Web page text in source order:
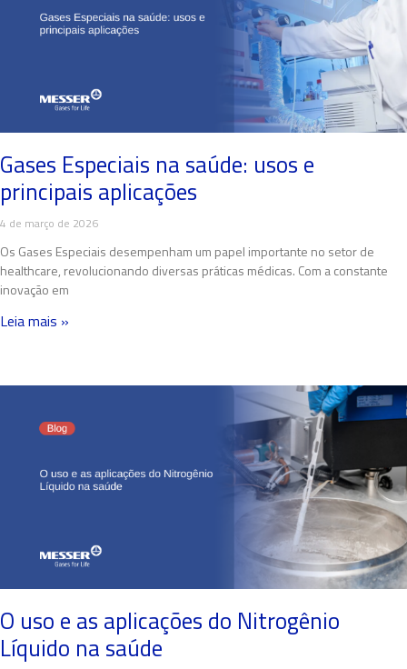
Gases Especiais na saúde: usos e
principais aplicações
4 de março de 2026
Os Gases Especiais desempenham um papel importante no setor de
healthcare, revolucionando diversas práticas médicas. Com a constante
inovação em
Leia mais »
O uso e as aplicações do Nitrogênio
Líquido na saúde